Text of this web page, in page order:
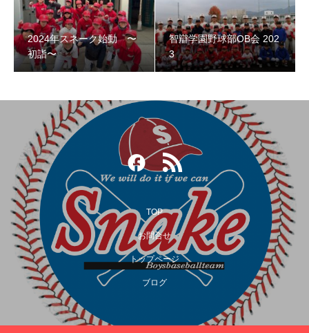
智辯学園野球部OB会 2023
第３回阿倍野スネークOB野球大会
2024年スネーク始動 〜
初詣〜
智辯学園野球部OB会 202
3
TOP
お問合せ
トップページ
ブログ